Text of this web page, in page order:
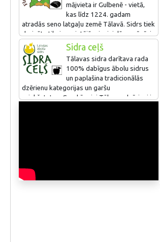
mājvieta ir Gulbenē - vietā,
kas līdz 1224. gadam
atradās seno latgaļu zemē Tālavā. Sidrs tiek
darināts tikai no vietējām izejvielām - rūpīgi
novāktiem, Vidzemē audzētiem āboliem.
Ekskursija ražotnē un degustācija.
Piedāvājumā rudens, Vasaras un Apiņu
Sidra ceļš
Tālavas sidra darītava rada
100% dabīgus ābolu sidrus
un paplašina tradicionālās
dzērienu kategorijas un garšu
priekšstatus. Gandrīz visi Tālavas dzērieni ir
tostarp International Cider Challenge, Japan